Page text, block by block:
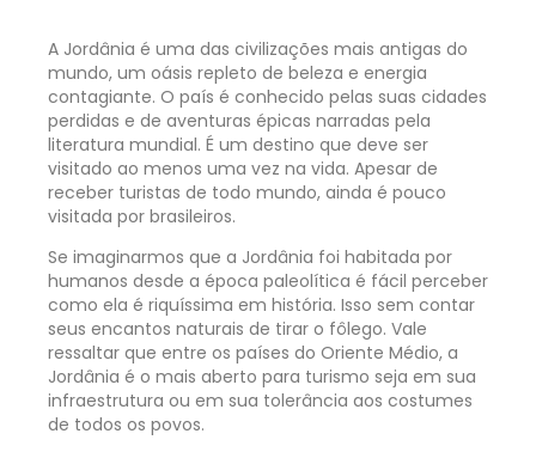
A Jordânia é uma das civilizações mais antigas do
mundo, um oásis repleto de beleza e energia
contagiante. O país é conhecido pelas suas cidades
perdidas e de aventuras épicas narradas pela
literatura mundial. É um destino que deve ser
visitado ao menos uma vez na vida. Apesar de
receber turistas de todo mundo, ainda é pouco
visitada por brasileiros.
Se imaginarmos que a Jordânia foi habitada por
humanos desde a época paleolítica é fácil perceber
como ela é riquíssima em história. Isso sem contar
seus encantos naturais de tirar o fôlego. Vale
ressaltar que entre os países do Oriente Médio, a
Jordânia é o mais aberto para turismo seja em sua
infraestrutura ou em sua tolerância aos costumes
de todos os povos.